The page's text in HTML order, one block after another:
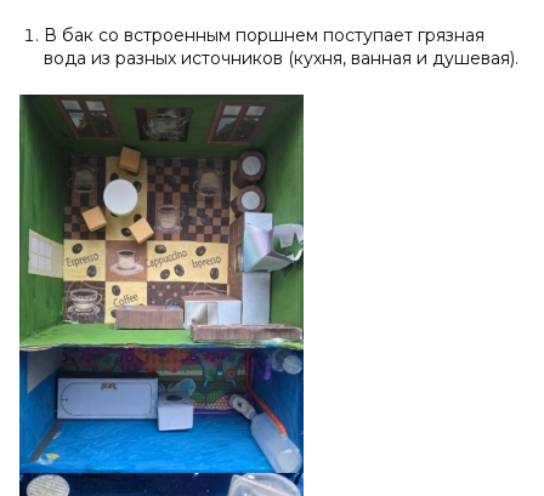
В бак со встроенным поршнем поступает грязная
вода из разных источников (кухня, ванная и душевая).